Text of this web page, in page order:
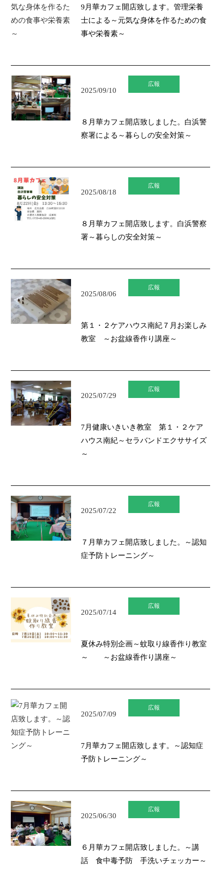
9月華カフェ開店致します。管理栄養
士による～元気な身体を作るための食
事や栄養素～
2025/09/10
広報
８月華カフェ開店致しました。白浜警
察署による～暮らしの安全対策～
2025/08/18
広報
８月華カフェ開店致します。白浜警察
署～暮らしの安全対策～
2025/08/06
広報
第１・２ケアハウス南紀７月お楽しみ
教室 ～お盆線香作り講座～
2025/07/29
広報
7月健康いきいき教室 第１・２ケア
ハウス南紀～セラバンドエクササイズ
～
2025/07/22
広報
７月華カフェ開店致しました。～認知
症予防トレーニング～
2025/07/14
広報
夏休み特別企画～蚊取り線香作り教室
～ ～お盆線香作り講座～
2025/07/09
広報
7月華カフェ開店致します。～認知症
予防トレーニング～
2025/06/30
広報
６月華カフェ開店致しました。～講
話 食中毒予防 手洗いチェッカー～